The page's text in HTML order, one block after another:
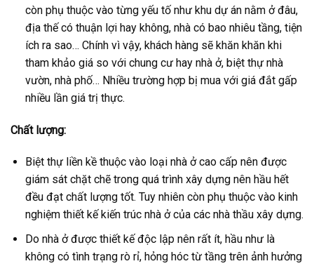
còn phụ thuộc vào từng yếu tố như khu dự án nằm ở đâu,
địa thế có thuận lợi hay không, nhà có bao nhiêu tầng, tiện
ích ra sao… Chính vì vậy, khách hàng sẽ khăn khăn khi
tham khảo giá so với chung cư hay nhà ở, biệt thự nhà
vườn, nhà phố… Nhiều trường hợp bị mua với giá đắt gấp
nhiều lần giá trị thực.
Chất lượng:
Biệt thự liền kề thuộc vào loại nhà ở cao cấp nên được
giám sát chặt chẽ trong quá trình xây dựng nên hầu hết
đều đạt chất lượng tốt. Tuy nhiên còn phụ thuộc vào kinh
nghiệm thiết kế kiến trúc nhà ở của các nhà thầu xây dựng.
Do nhà ở được thiết kế độc lập nên rất ít, hầu như là
không có tình trạng rò rỉ, hỏng hóc từ tầng trên ảnh hưởng